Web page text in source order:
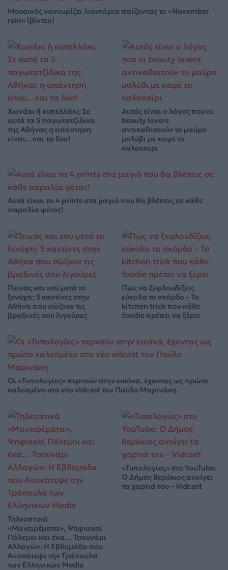
Μουσικός νανουρίζει λιοντάρια παίζοντας το «November
rain» (βίντεο)
Χωνάκι ή κυπελλάκι; Σε
αυτά τα 5 παγωτατζίδικα
της Αθήνας η απάντηση
είναι…και τα δύο!
Αυτός είναι ο λόγος που οι
beauty lovers
αντικαθιστούν το μαύρο
μολύβι με καφέ το
καλοκαίρι
Αυτά είναι τα 4 prints στα μαγιό που θα βλέπεις σε κάθε
παραλία φέτος!
Πεινάς και εσύ μετά το
ξενύχτι; 5 καντίνες στην
Αθήνα που σώζουν τις
βραδινές σου λιγούρες
Πώς να ξεφλουδίζεις
εύκολα το σκόρδο – Το
kitchen trick που κάθε
foodie πρέπει να ξέρει
Οι «Τυπολογίες» περνούν στην εικόνα, έχοντας ως πρώτο
καλεσμένο στο νέο vidcast τον Παύλο Μαρινάκη
Τηλεοπτικά
«Μαγειρέματα», Ψηφιακοί
Πόλεμοι και ένα… Τσουνάμι
Αλλαγών: Η Εβδομάδα που
Ανακάτεψε την Τράπουλα
των Ελληνικών Media
«Τυπολογίες» στο YouTube:
Ο Δήμος Βερύκιος ανοίγει
τα χαρτιά του – Vidcast